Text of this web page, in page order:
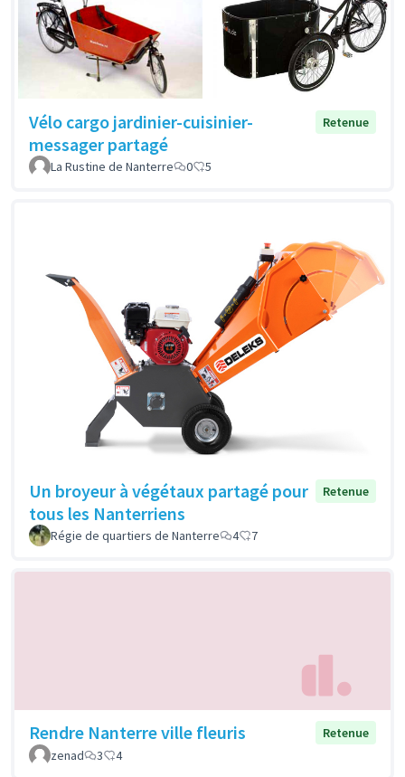
Vélo cargo jardinier-cuisinier-
messager partagé
Retenue
La Rustine de Nanterre 0 5
Un broyeur à végétaux partagé pour
tous les Nanterriens
Retenue
Régie de quartiers de Nanterre 4 7
Rendre Nanterre ville fleuris
Retenue
zenad
3 4